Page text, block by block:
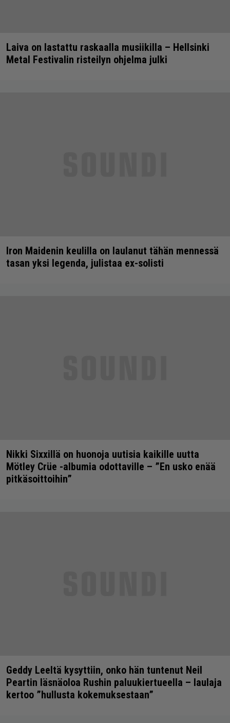
Laiva on lastattu raskaalla musiikilla – Hellsinki
Metal Festivalin risteilyn ohjelma julki
Iron Maidenin keulilla on laulanut tähän mennessä
tasan yksi legenda, julistaa ex-solisti
Nikki Sixxillä on huonoja uutisia kaikille uutta
Mötley Crüe -albumia odottaville – ”En usko enää
pitkäsoittoihin”
Geddy Leeltä kysyttiin, onko hän tuntenut Neil
Peartin läsnäoloa Rushin paluukiertueella – laulaja
kertoo ”hullusta kokemuksestaan”